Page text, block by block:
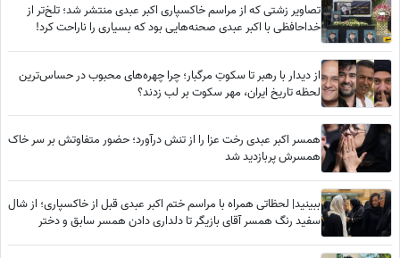
تصاویر زشتی که از مراسم خاکسپاری اکبر عبدی منتشر شد؛ تلخ‌تر از
خداحافظی با اکبر عبدی صحنه‌هایی بود که بسیاری را ناراحت کرد!
از دیدار با رهبر تا سکوتِ مرگبار؛ چرا چهره‌های محبوب در حساس‌ترین
لحظه تاریخ ایران، مهر سکوت بر لب زدند؟
همسر اکبر عبدی رخت عزا را از تنش درآورد؛ حضور متفاوتش بر سر خاک
همسرش پربازدید شد
ببینید| لحظاتی همراه با مراسم ختم اکبر عبدی قبل از خاکسپاری؛ از شال
سفید رنگ همسر آقای بازیگر تا دلداری دادن همسر سابق و دختر